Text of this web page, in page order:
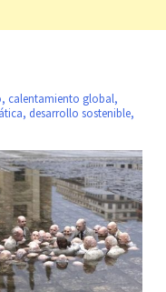
calentamiento global,
desarrollo sostenible,